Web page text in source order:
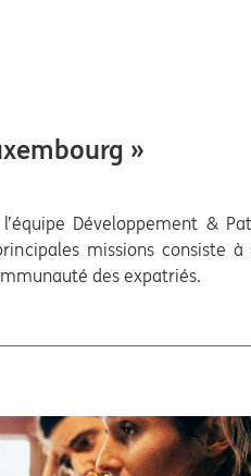
»
Développement &
missions consiste
des expatriés.